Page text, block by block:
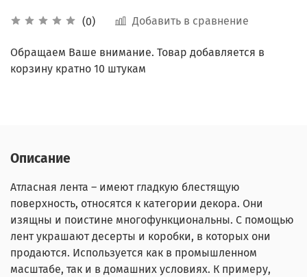
(0) Добавить в сравнение
Обращаем Ваше внимание. Товар добавляется в
корзину кратно 10 штукам
Описание
Атласная лента – имеют гладкую блестящую
поверхность, относятся к категории декора. Они
изящны и поистине многофункциональны. С помощью
лент украшают десерты и коробки, в которых они
продаются. Используется как в промышленном
масштабе, так и в домашних условиях. К примеру,